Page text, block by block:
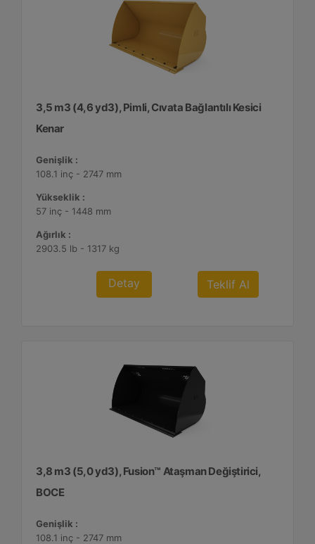
3,5 m3 (4,6 yd3), Pimli, Cıvata Bağlantılı Kesici
Kenar
Genişlik :
108.1 inç - 2747 mm
Yükseklik :
57 inç - 1448 mm
Ağırlık :
2903.5 lb - 1317 kg
Detay Teklif Al
3,8 m3 (5,0 yd3), Fusion™ Ataşman Değiştirici,
BOCE
Genişlik :
108.1 inç - 2747 mm